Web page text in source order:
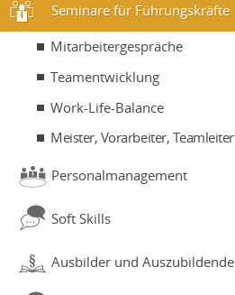
Seminare für Führungskräfte
Mitarbeitergespräche
Teamentwicklung
Work-Life-Balance
Meister, Vorarbeiter, Teamleiter
Personalmanagement
Soft Skills
Ausbilder und Auszubildende